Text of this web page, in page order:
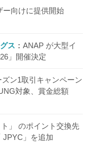
ー向けに提供開始
ス
ANAP が大型イ
」開催決定
ン1取引キャンペーン
対象、賞金総額
ト」 のポイント交換先
JPYC」を追加